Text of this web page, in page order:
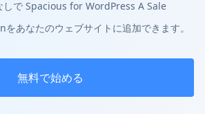
しで Spacious for WordPress A Sale
あなたのウェブサイトに追加できます。
無料で始める